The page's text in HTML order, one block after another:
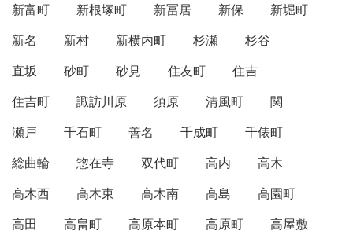
新富町
新根塚町 新冨居 新保
新堀町
新名
新村 新横内町 杉瀬
杉谷
直坂
砂町 砂見 住友町
住吉
住吉町
諏訪川原 須原 清風町
関
瀬戸
千石町 善名 千成町
千俵町
総曲輪
惣在寺 双代町 高内
高木
高木西
高木東 高木南 高島
高園町
高田
高畠町 高原本町 高原町
高屋敷